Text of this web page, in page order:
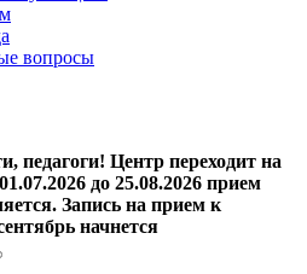
вопросы
педагоги! Центр переходит на
до 25.08.2026 прием
Запись на прием к
начнется